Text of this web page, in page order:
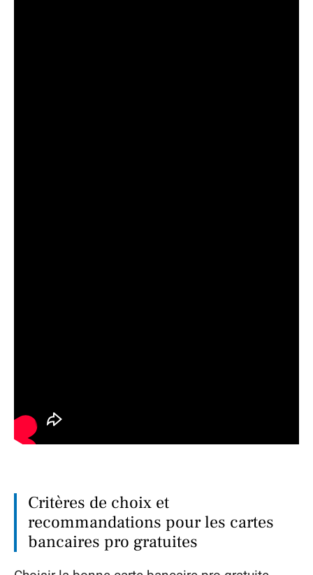
Critères de choix et
recommandations pour les cartes
bancaires pro gratuites